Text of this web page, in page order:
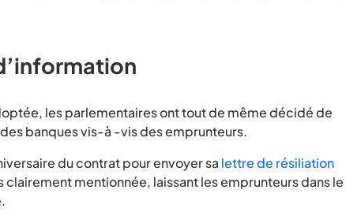
les parlementaires ont tout de même décidé de
des banques vis-à -vis des emprunteurs.
du contrat pour envoyer sa lettre de résiliation
clairement mentionnée, laissant les emprunteurs dans le